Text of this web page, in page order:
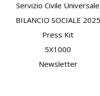
Servizio Civile Universale
BILANCIO SOCIALE 2025
Press Kit
5X1000
Newsletter